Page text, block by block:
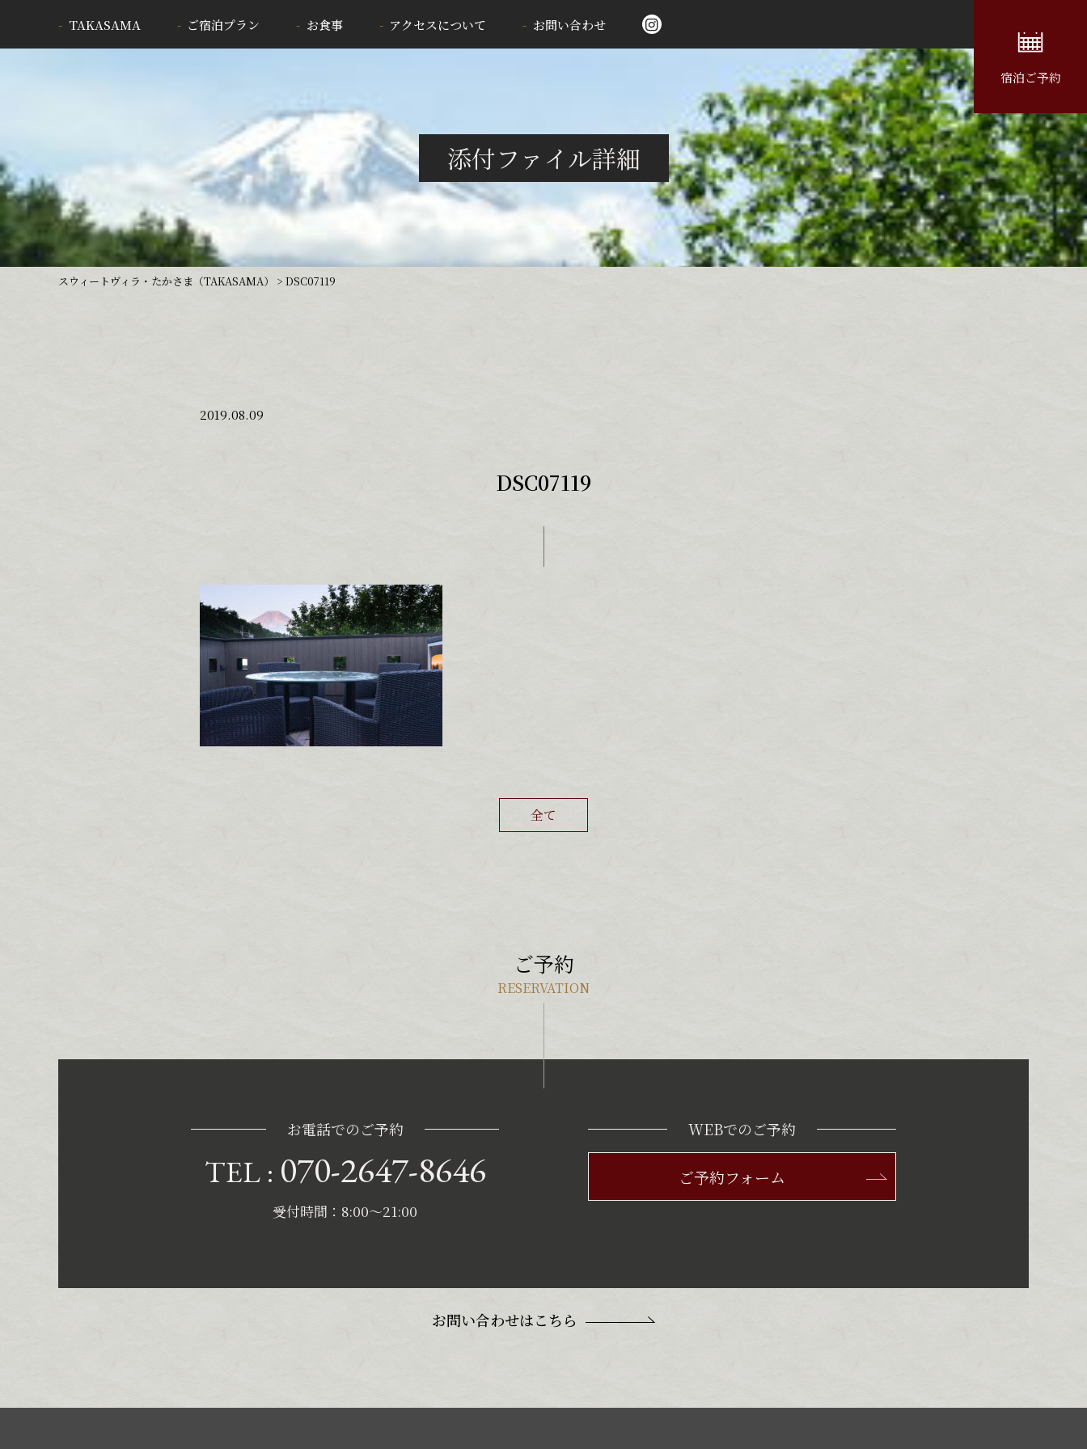
TAKASAMA ご宿泊プラン お食事 アクセスについて お問い合わせ
宿泊ご予約
添付ファイル詳細
スウィートヴィラ・たかさま（TAKASAMA） > DSC07119
2019.08.09
DSC07119
全て
ご予約
RESERVATION
お電話でのご予約
TEL : 070-2647-8646
受付時間：8:00〜21:00
WEBでのご予約
ご予約フォーム
お問い合わせはこちら